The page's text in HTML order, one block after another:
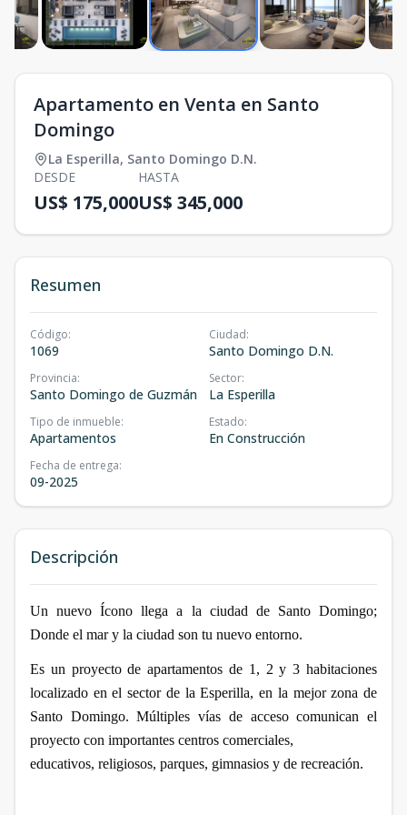
Apartamento en Venta en Santo
Domingo
La Esperilla, Santo Domingo D.N.
DESDE
US$ 175,000
HASTA
US$ 345,000
Resumen
Código:
1069
Ciudad:
Santo Domingo D.N.
Provincia:
Santo Domingo de Guzmán
Sector:
La Esperilla
Tipo de inmueble:
Apartamentos
Estado:
En Construcción
Fecha de entrega:
09-2025
Descripción
Un nuevo Ícono llega a la ciudad de Santo Domingo;
Donde el mar y la ciudad son tu nuevo entorno.
Es un proyecto de apartamentos de 1, 2 y 3 habitaciones
localizado en el sector de la Esperilla, en la mejor zona de
Santo Domingo. Múltiples vías de acceso comunican el
proyecto con importantes centros comerciales,
educativos, religiosos, parques, gimnasios y de recreación.